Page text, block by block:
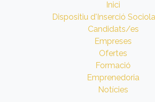
Inici
Dispositiu d'Inserció
Candidats/es
Empreses
Ofertes
Formació
Emprenedoria
Notícies